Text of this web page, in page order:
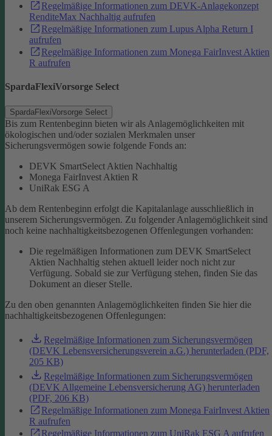
Regelmäßige Informationen zum DEVK-Anlagekonzept
RenditeMax Nachhaltig aufrufen
Regelmäßige Informationen zum Lupus Alpha Return I
aufrufen
Regelmäßige Informationen zum Monega FairInvest Aktien
R aufrufen
SpardaFlexiVorsorge Select
SpardaFlexiVorsorge Select
Bis zum Rentenbeginn bieten wir als Anlagemöglichkeiten mit
ökologischen und/oder sozialen Merkmalen unser
Sicherungsvermögen sowie folgende Fonds an:
DEVK SmartSelect Aktien Nachhaltig
Monega FairInvest Aktien R
UniRak ESG A
Ab dem Rentenbeginn erfolgt die Kapitalanlage ausschließlich in
unserem Sicherungsvermögen. Zu folgender Anlagemöglichkeit sind
noch keine nachhaltigkeitsbezogenen Offenlegungen vorhanden:
Die regelmäßigen Informationen zum DEVK SmartSelect
Aktien Nachhaltig stehen aktuell leider noch nicht zur
Verfügung. Sobald sie zur Verfügung stehen, finden Sie das
Dokument an dieser Stelle.
Zu den oben genannten Anlagemöglichkeiten finden Sie hier die
nachhaltigkeitsbezogenen Offenlegungen:
Regelmäßige Informationen zum Sicherungsvermögen
(DEVK Lebensversicherungsverein a.G.) herunterladen (PDF,
205 KB)
Regelmäßige Informationen zum Sicherungsvermögen
(DEVK Allgemeine Lebensversicherung AG) herunterladen
(PDF, 206 KB)
Regelmäßige Informationen zum Monega FairInvest Aktien
R aufrufen
Regelmäßige Informationen zum UniRak ESG A aufrufen